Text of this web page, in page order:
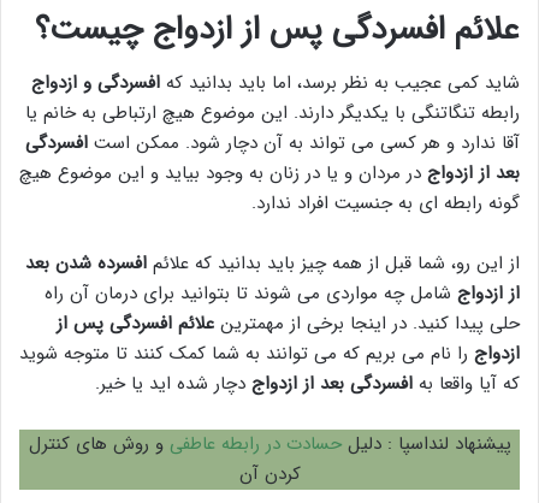
علائم افسردگی پس از ازدواج چیست؟
شاید کمی عجیب به نظر برسد، اما باید بدانید که افسردگی و ازدواج
رابطه تنگاتنگی با یکدیگر دارند. این موضوع هیچ ارتباطی به خانم یا
آقا ندارد و هر کسی می تواند به آن دچار شود. ممکن است افسردگی
بعد از ازدواج در مردان و یا در زنان به وجود بیاید و این موضوع هیچ
گونه رابطه ای به جنسیت افراد ندارد.
از این رو، شما قبل از همه چیز باید بدانید که علائم افسرده شدن بعد
از ازدواج شامل چه مواردی می شوند تا بتوانید برای درمان آن راه
حلی پیدا کنید. در اینجا برخی از مهمترین علائم افسردگی پس از
ازدواج را نام می بریم که می توانند به شما کمک کنند تا متوجه شوید
که آیا واقعا به افسردگی بعد از ازدواج دچار شده اید یا خیر.
پیشنهاد لنداسپا : دلیلحسادت در رابطه عاطفی و روش های کنترل
کردن آن